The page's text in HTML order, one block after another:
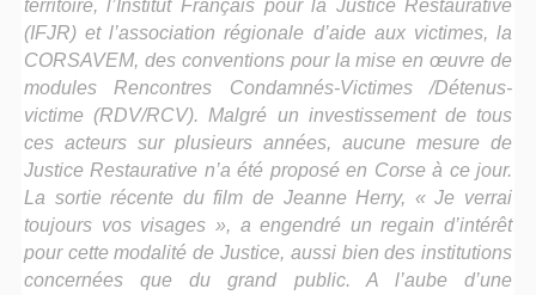
territoire, l’Institut Français pour la Justice Restaurative
(IFJR) et l’association régionale d’aide aux victimes, la
CORSAVEM, des conventions pour la mise en œuvre de
modules Rencontres Condamnés-Victimes /Détenus-
victime (RDV/RCV). Malgré un investissement de tous
ces acteurs sur plusieurs années, aucune mesure de
Justice Restaurative n’a été proposé en Corse à ce jour.
La sortie récente du film de Jeanne Herry, « Je verrai
toujours vos visages », a engendré un regain d’intérêt
pour cette modalité de Justice, aussi bien des institutions
concernées que du grand public. A l’aube d’une